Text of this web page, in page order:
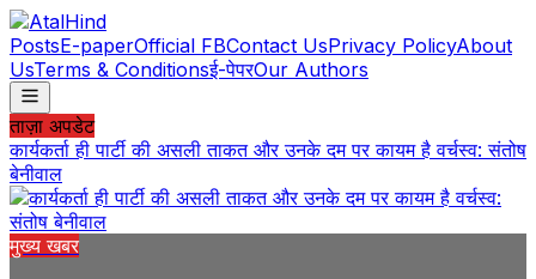
PostsE-paperOfficial FBContact UsPrivacy PolicyAbout
UsTerms & Conditionsई-पेपरOur Authors
ताज़ा अपडेट
कार्यकर्ता ही पार्टी की असली ताकत और उनके दम पर कायम है वर्चस्व: संतोष
बेनीवाल
मुख्य खबर